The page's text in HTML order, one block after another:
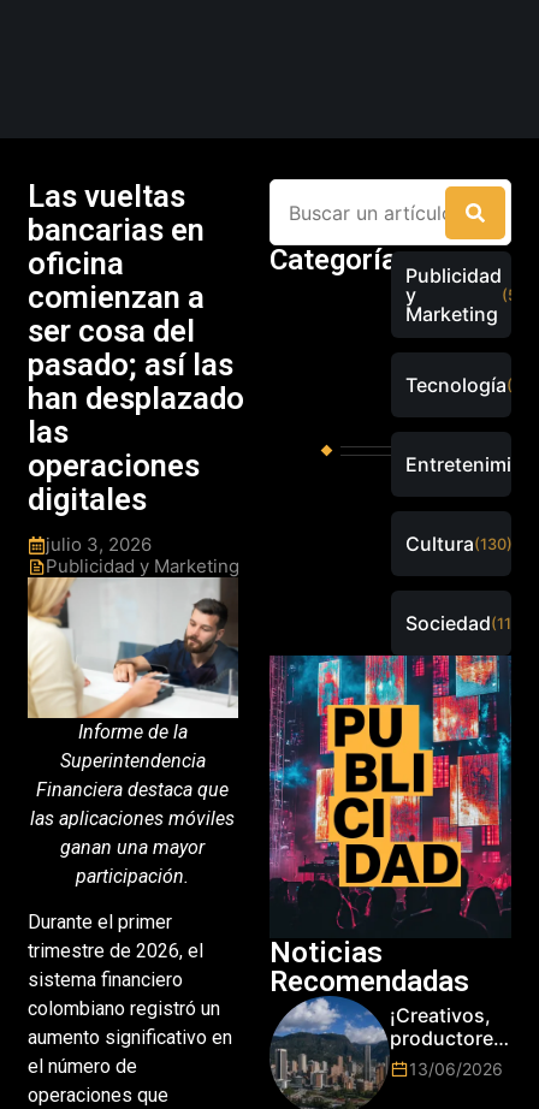
Las vueltas
bancarias en
oficina
comienzan a
ser cosa del
pasado; así las
han desplazado
las
operaciones
digitales
julio 3, 2026
Publicidad y Marketing
Informe de la
Superintendencia
Financiera destaca que
las aplicaciones móviles
ganan una mayor
participación.
Durante el primer
trimestre de 2026, el
sistema financiero
colombiano registró un
aumento significativo en
el número de
operaciones que
CategoríasPublicidad
y
Marketing
Tecnología
Cultura(130)
Sociedad(115)
Noticias
Recomendadas
¡Creativos,
productores
y cracks de
la tecnología
13/06/2026